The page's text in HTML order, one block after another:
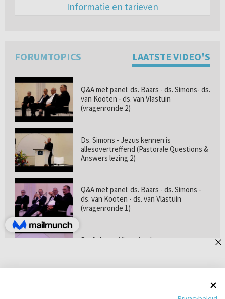
Informatie en tarieven
FORUMTOPICS LAATSTE VIDEO'S
Q&A met panel: ds. Baars - ds. Simons- ds.
van Kooten - ds. van Vlastuin
(vragenronde 2)
Ds. Simons - Jezus kennen is
allesovertreffend (Pastorale Questions &
Answers lezing 2)
Q&A met panel: ds. Baars - ds. Simons -
ds. van Kooten - ds. van Vlastuin
(vragenronde 1)
Prof. dr. van Vlastuin - Is